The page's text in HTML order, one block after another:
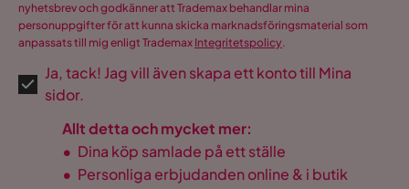
nyhetsbrev och godkänner att Trademax behandlar mina
personuppgifter för att kunna skicka marknadsföringsmaterial som
anpassats till mig enligt Trademax Integritetspolicy.
Ja, tack! Jag vill även skapa ett konto till Mina
sidor.
Allt detta och mycket mer:
• Dina köp samlade på ett ställe
• Personliga erbjudanden online & i butik